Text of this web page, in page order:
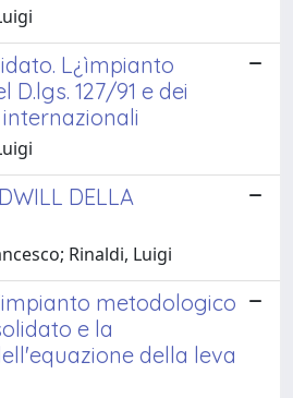
L¿ìmpianto
127/91 e dei
DELLA
Rinaldi, Luigi
metodologico
e la
della leva